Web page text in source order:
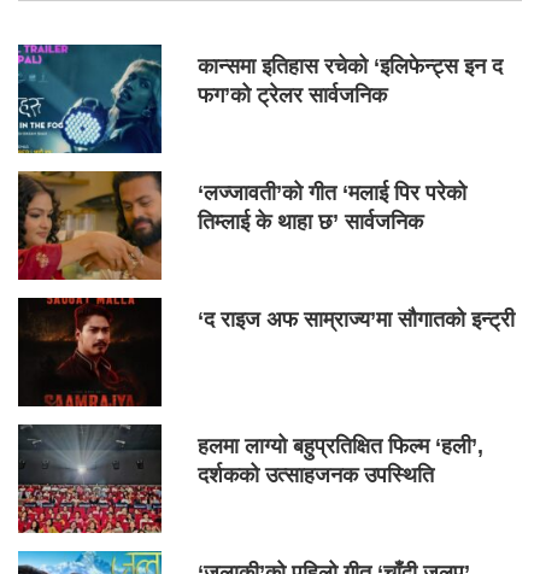
कान्समा इतिहास रचेको ‘इलिफेन्ट्स इन द
फग’को ट्रेलर सार्वजनिक
‘लज्जावती’को गीत ‘मलाई पिर परेको
तिम्लाई के थाहा छ’ सार्वजनिक
‘द राइज अफ साम्राज्य’मा सौगातको इन्ट्री
हलमा लाग्यो बहुप्रतिक्षित फिल्म ‘हली’,
दर्शकको उत्साहजनक उपस्थिति